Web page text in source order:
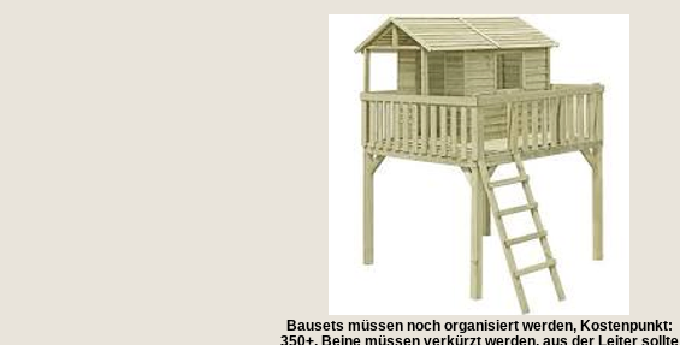
Bausets müssen noch organisiert werden, Kostenpunkt:
350+. Beine müssen verkürzt werden, aus der Leiter sollte